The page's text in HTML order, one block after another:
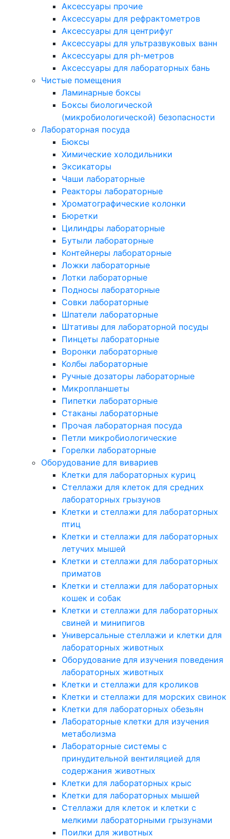
Аксессуары прочие
Аксессуары для рефрактометров
Аксессуары для центрифуг
Аксессуары для ультразвуковых ванн
Аксессуары для ph-метров
Аксессуары для лабораторных бань
Чистые помещения
Ламинарные боксы
Боксы биологической
(микробиологической) безопасности
Лабораторная посуда
Бюксы
Химические холодильники
Эксикаторы
Чаши лабораторные
Реакторы лабораторные
Хроматографические колонки
Бюретки
Цилиндры лабораторные
Бутыли лабораторные
Контейнеры лабораторные
Ложки лабораторные
Лотки лабораторные
Подносы лабораторные
Совки лабораторные
Шпатели лабораторные
Штативы для лабораторной посуды
Пинцеты лабораторные
Воронки лабораторные
Колбы лабораторные
Ручные дозаторы лабораторные
Микропланшеты
Пипетки лабораторные
Стаканы лабораторные
Прочая лабораторная посуда
Петли микробиологические
Горелки лабораторные
Оборудование для вивариев
Клетки для лабораторных куриц
Стеллажи для клеток для средних
лабораторных грызунов
Клетки и стеллажи для лабораторных
птиц
Клетки и стеллажи для лабораторных
летучих мышей
Клетки и стеллажи для лабораторных
приматов
Клетки и стеллажи для лабораторных
кошек и собак
Клетки и стеллажи для лабораторных
свиней и минипигов
Универсальные стеллажи и клетки для
лабораторных животных
Оборудование для изучения поведения
лабораторных животных
Клетки и стеллажи для кроликов
Клетки и стеллажи для морских свинок
Клетки для лабораторных обезьян
Лабораторные клетки для изучения
метаболизма
Лабораторные системы с
принудительной вентиляцией для
содержания животных
Клетки для лабораторных крыс
Клетки для лабораторных мышей
Стеллажи для клеток и клетки с
мелкими лабораторными грызунами
Поилки для животных